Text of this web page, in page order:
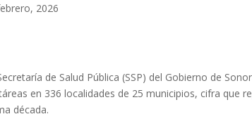
2026
de Salud Pública (SSP) del Gobierno de
en 336 localidades de 25 municipios, cifra que
década.